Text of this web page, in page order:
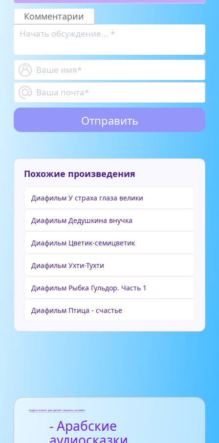
Комментарии
Похожие произведения
Диафильм У страха глаза велики
Диафильм Дедушкина внучка
Диафильм Цветик-семицветик
Диафильм Ухти-Тухти
Диафильм Рыбка Гульдор. Часть 1
Диафильм Птица - счастье
Аудиосказки для детей слушать онлайн
- Арабские